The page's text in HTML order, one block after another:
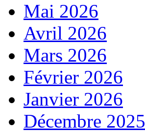
Mai 2026
Avril 2026
Mars 2026
Février 2026
Janvier 2026
Décembre 2025